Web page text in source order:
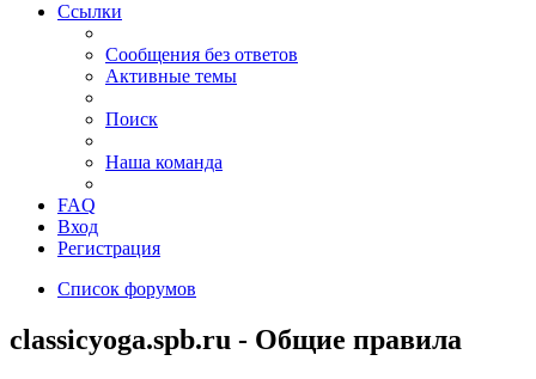
Ссылки
Сообщения без ответов
Активные темы
Поиск
Наша команда
FAQ
Вход
Регистрация
Список форумов
classicyoga.spb.ru - Общие правила